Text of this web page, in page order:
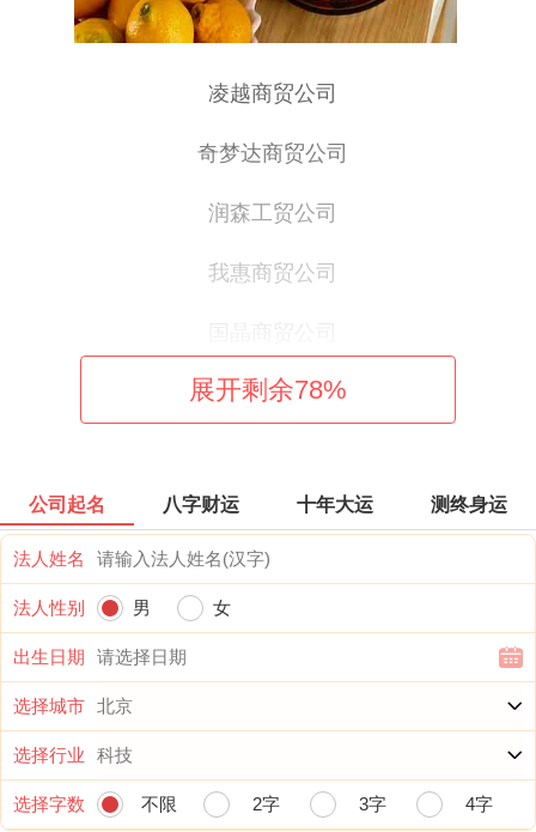
凌越商贸公司
奇梦达商贸公司
润森工贸公司
我惠商贸公司
波科商贸公司
慧之诚商贸公司
精尼商贸公司
丝庆商贸公司
明森商贸公司
展开剩余78%
公司起名 八字财运 十年大运 测终身运
法人姓名
法人性别 男 女
出生日期
选择城市
选择行业
选择字数 不限 2字 3字 4字